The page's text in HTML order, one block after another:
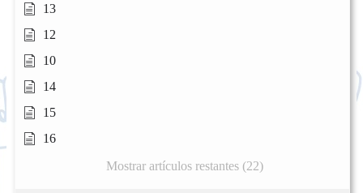
13
12
10
14
15
16
Mostrar artículos restantes (22)